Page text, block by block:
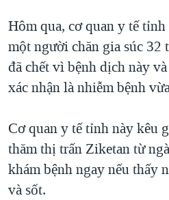
"Tìm"NGƯỜI VIỆT HẢI NGOẠI
ĐỜI SỐNG
SỨC KHOẺ
VĂN HOÁ
THỂ THAO
HÀNH TRÌNH BẦU CỬ 2024
MỘT NĂM CHIẾN TRANH TẠI
GIẢI MÃ VÀNH ĐAI & CON
TRỊNH VĨNH BÌNH - NGƯỜI HẠ
GROUND ZERO – XƯA VÀ NAY
CHI PHÍ CHIẾN TRANH
VIDEO
NGHE
MẠNG XÃ HỘI
Ngôn ngữ khác
Hôm qua, cơ quan y tế
một người chăn gia súc
đã chết vì bệnh dịch này
xác nhận là nhiễm bệnh
Cơ quan y tế tỉnh này kêu
thăm thị trấn Ziketan từ
khám bệnh ngay nếu thấy
và sốt.